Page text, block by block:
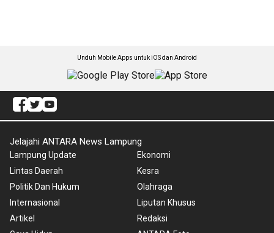
Unduh Mobile Apps untuk iOS dan Android
Jelajahi ANTARA News Lampung
Lampung Update
Lintas Daerah
Politik Dan Hukum
Internasional
Artikel
Ekonomi
Kesra
Olahraga
Liputan Khusus
Redaksi